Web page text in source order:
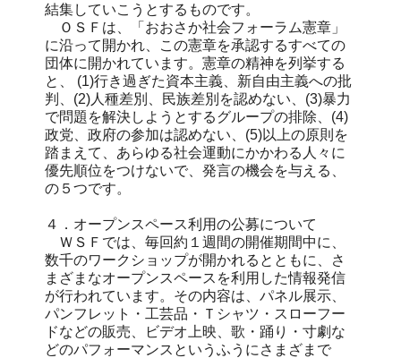
結集していこうとするものです。
ＯＳＦは、「おおさか社会フォーラム憲章」
に沿って開かれ、この憲章を承認するすべての
団体に開かれています。憲章の精神を列挙する
と、 (1)行き過ぎた資本主義、新自由主義への批
判、(2)人種差別、民族差別を認めない、(3)暴力
で問題を解決しようとするグループの排除、(4)
政党、政府の参加は認めない、(5)以上の原則を
踏まえて、あらゆる社会運動にかかわる人々に
優先順位をつけないで、発言の機会を与える、
の５つです。
４．オープンスペース利用の公募について
ＷＳＦでは、毎回約１週間の開催期間中に、
数千のワークショップが開かれるとともに、さ
まざまなオープンスペースを利用した情報発信
が行われています。その内容は、パネル展示、
パンフレット・工芸品・Ｔシャツ・スローフー
ドなどの販売、ビデオ上映、歌・踊り・寸劇な
どのパフォーマンスというふうにさまざまで